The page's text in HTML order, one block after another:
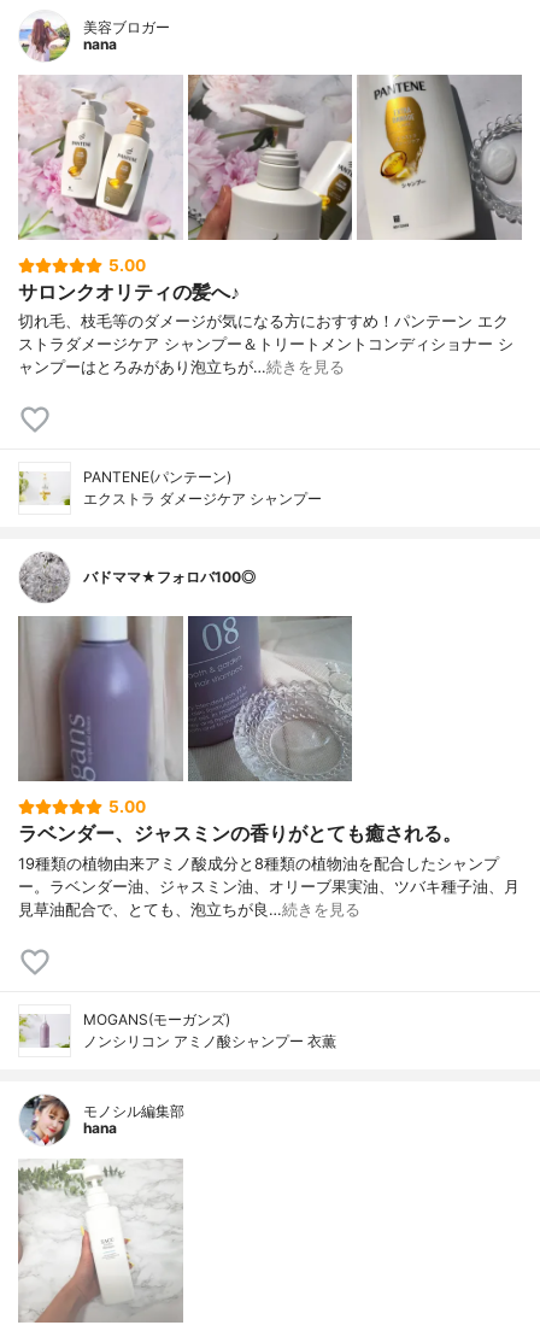
美容ブロガー
nana
5.00
サロンクオリティの髪へ♪
切れ毛、枝毛等のダメージが気になる方におすすめ！パンテーン エク
ストラダメージケア シャンプー＆トリートメントコンディショナー シ
ャンプーはとろみがあり泡立ちが…続きを見る
PANTENE(パンテーン)
エクストラ ダメージケア シャンプー
バドママ★フォロバ100◎
5.00
ラベンダー、ジャスミンの香りがとても癒される。
19種類の植物由来アミノ酸成分と8種類の植物油を配合したシャンプ
ー。ラベンダー油、ジャスミン油、オリーブ果実油、ツバキ種子油、月
見草油配合で、とても、泡立ちが良…続きを見る
MOGANS(モーガンズ)
ノンシリコン アミノ酸シャンプー 衣薫
モノシル編集部
hana